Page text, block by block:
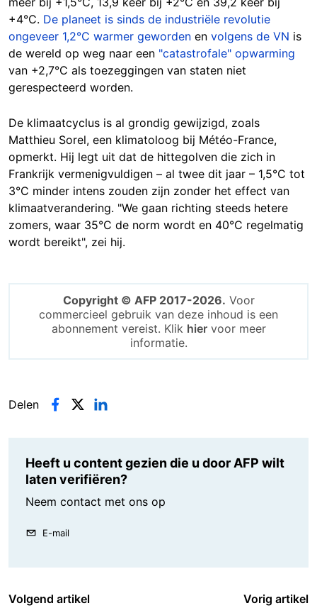
+4°C. De planeet is sinds de industriële revolutie
ongeveer 1,2°C warmer geworden en volgens de VN is
de wereld op weg naar een "catastrofale" opwarming
van +2,7°C als toezeggingen van staten niet
gerespecteerd worden.
De klimaatcyclus is al grondig gewijzigd, zoals
Matthieu Sorel, een klimatoloog bij Météo-France,
opmerkt. Hij legt uit dat de hittegolven die zich in
Frankrijk vermenigvuldigen – al twee dit jaar – 1,5°C tot
3°C minder intens zouden zijn zonder het effect van
klimaatverandering. "We gaan richting steeds hetere
zomers, waar 35°C de norm wordt en 40°C regelmatig
wordt bereikt", zei hij.
Copyright © AFP 2017-2026. Voor
commercieel gebruik van deze inhoud is een
abonnement vereist. Klik hiervoor meer
informatie.
Delen
Heeft u content gezien die u door AFP wilt
laten verifiëren?
Neem contact met ons op
E-mail
Volgend artikel Vorig artikel